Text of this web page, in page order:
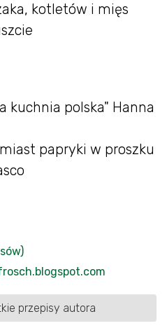
kotletów i mięs
kuchnia polska" Hanna
papryki w proszku
przepisy autora